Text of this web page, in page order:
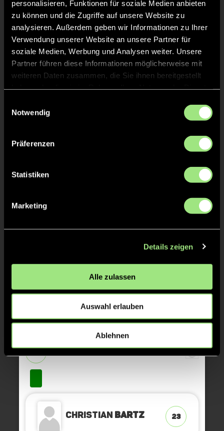
personalisieren, Funktionen für soziale Medien anbieten
zu können und die Zugriffe auf unsere Website zu
analysieren. Außerdem geben wir Informationen zu Ihrer
Verwendung unserer Website an unsere Partner für
soziale Medien, Werbung und Analysen weiter. Unsere
Partner führen diese Informationen möglicherweise mit
weiteren Daten zusammen, die Sie ihnen bereitgestellt
Notwendig
Präferenzen
Statistiken
Marketing
Details zeigen
Alle zulassen
Auswahl erlauben
Ablehnen
33' TOR 6:12, FELDTOR
33' TOR 5:12, FELDTOR
31'
31'
TOR 3:8, FELDTOR
16' TOR 3:7, FELDTOR
GRÜNE KARTE
Christian Bartz 23